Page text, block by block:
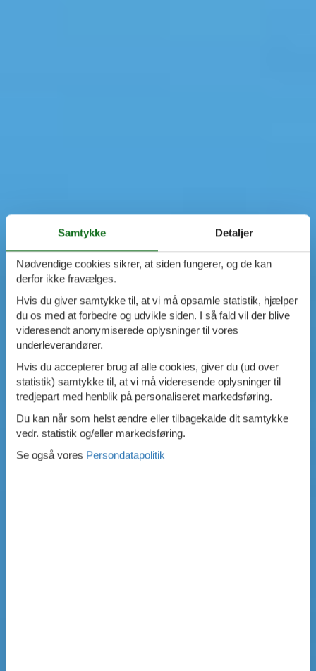
Samtykke Detaljer
Nødvendige cookies sikrer, at siden fungerer, og de kan
derfor ikke fravælges.
Hvis du giver samtykke til, at vi må opsamle statistik, hjælper
du os med at forbedre og udvikle siden. I så fald vil der blive
videresendt anonymiserede oplysninger til vores
underleverandører.
Hvis du accepterer brug af alle cookies, giver du (ud over
statistik) samtykke til, at vi må videresende oplysninger til
tredjepart med henblik på personaliseret markedsføring.
Du kan når som helst ændre eller tilbagekalde dit samtykke
vedr. statistik og/eller markedsføring.
Se også vores Persondatapolitik